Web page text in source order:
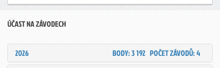
ÚČAST NA ZÁVODECH
2026 POČET ZÁVODŮ: 4
BODY: 3 192